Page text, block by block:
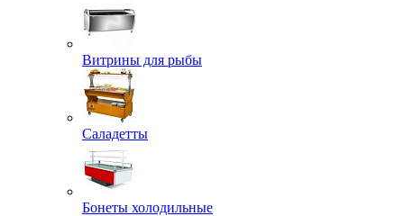
Витрины для рыбы
Саладетты
Бонеты холодильные